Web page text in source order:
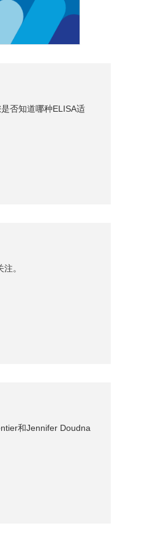
否知道哪种ELISA适
注。
和Jennifer Doudna